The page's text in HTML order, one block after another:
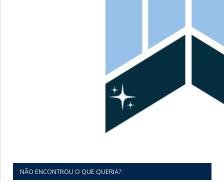
NÃO ENCONTROU O QUE QUERIA?